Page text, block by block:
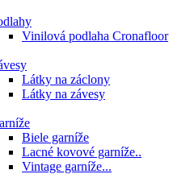
Vinilová podlaha Cronafloor
Látky na záclony
Látky na závesy
Biele garníže
Lacné kovové garníže..
Vintage garníže...